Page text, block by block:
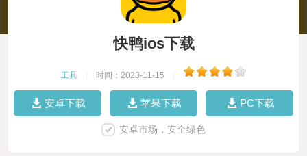
快鸭ios下载
工具 时间：2023-11-15
安卓下载 苹果下载 PC下载
安卓市场，安全绿色